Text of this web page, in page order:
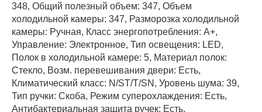
348, Общий полезный объем: 347, Объем
холодильной камеры: 347, Разморозка холодильной
камеры: Ручная, Класс энергопотребления: А+,
Управление: Электронное, Тип освещения: LED,
Полок в холодильной камере: 5, Материал полок:
Стекло, Возм. перевешивания двери: Есть,
Климатический класс: N/ST/T/SN, Уровень шума: 39,
Тип ручки: Скоба, Режим суперохлаждения: Есть,
Антибактериальная защита ручек: Есть,